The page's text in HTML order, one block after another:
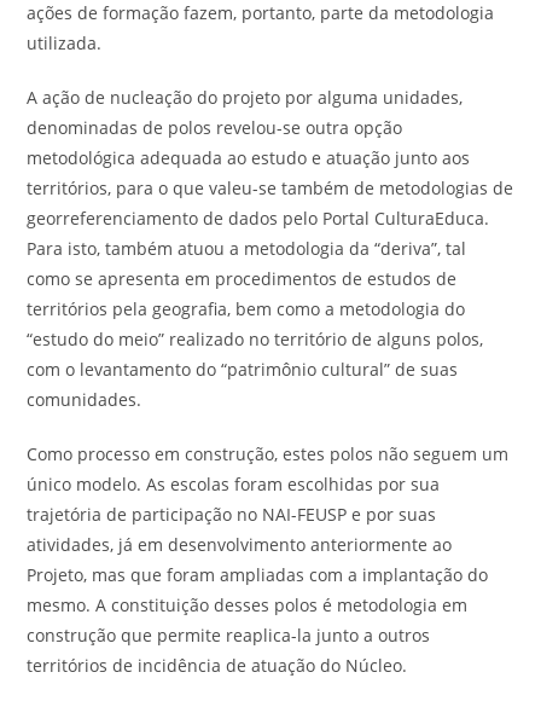
ações de formação fazem, portanto, parte da metodologia
utilizada.
A ação de nucleação do projeto por alguma unidades,
denominadas de polos revelou-se outra opção
metodológica adequada ao estudo e atuação junto aos
territórios, para o que valeu-se também de metodologias de
georreferenciamento de dados pelo Portal CulturaEduca.
Para isto, também atuou a metodologia da “deriva”, tal
como se apresenta em procedimentos de estudos de
territórios pela geografia, bem como a metodologia do
“estudo do meio” realizado no território de alguns polos,
com o levantamento do “patrimônio cultural” de suas
comunidades.
Como processo em construção, estes polos não seguem um
único modelo. As escolas foram escolhidas por sua
trajetória de participação no NAI-FEUSP e por suas
atividades, já em desenvolvimento anteriormente ao
Projeto, mas que foram ampliadas com a implantação do
mesmo. A constituição desses polos é metodologia em
construção que permite reaplica-la junto a outros
territórios de incidência de atuação do Núcleo.